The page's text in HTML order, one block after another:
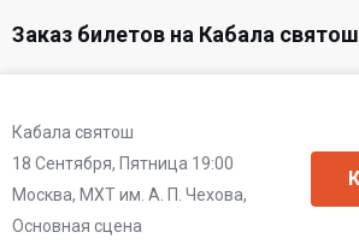
Заказ билетов на Кабала святош
Кабала святош
18 Сентября, Пятница 19:00
Москва, МХТ им. А. П. Чехова,
Основная сцена